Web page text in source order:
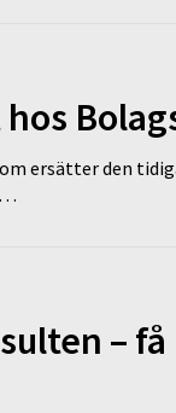
ersätter den
…
–